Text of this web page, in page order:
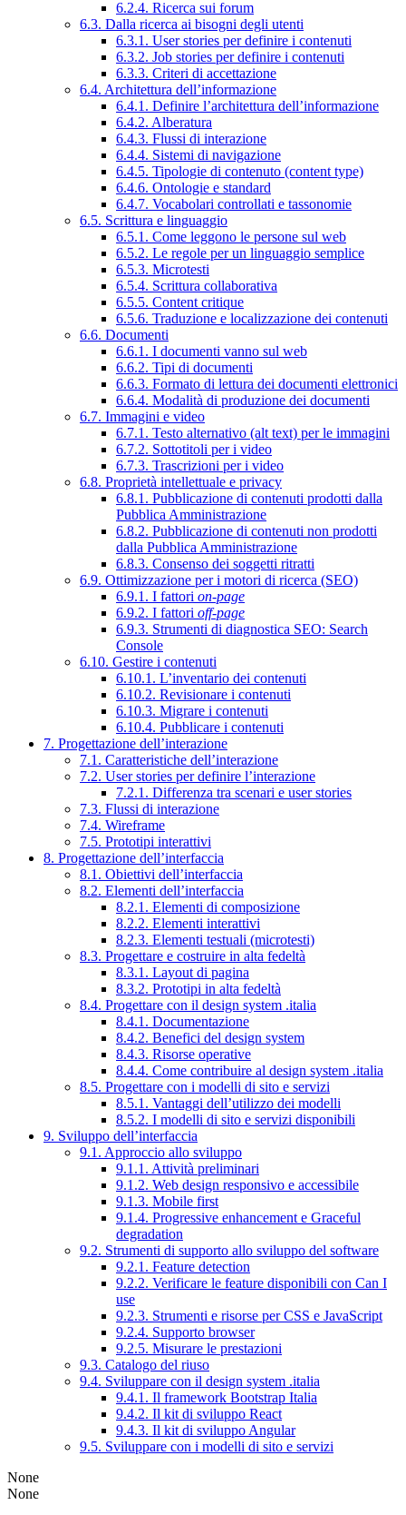
6.2.4. Ricerca sui forum
6.3. Dalla ricerca ai bisogni degli utenti
6.3.1. User stories per definire i contenuti
6.3.2. Job stories per definire i contenuti
6.3.3. Criteri di accettazione
6.4. Architettura dell’informazione
6.4.1. Definire l’architettura dell’informazione
6.4.2. Alberatura
6.4.3. Flussi di interazione
6.4.4. Sistemi di navigazione
6.4.5. Tipologie di contenuto (content type)
6.4.6. Ontologie e standard
6.4.7. Vocabolari controllati e tassonomie
6.5. Scrittura e linguaggio
6.5.1. Come leggono le persone sul web
6.5.2. Le regole per un linguaggio semplice
6.5.3. Microtesti
6.5.4. Scrittura collaborativa
6.5.5. Content critique
6.5.6. Traduzione e localizzazione dei contenuti
6.6. Documenti
6.6.1. I documenti vanno sul web
6.6.2. Tipi di documenti
6.6.3. Formato di lettura dei documenti elettronici
6.6.4. Modalità di produzione dei documenti
6.7. Immagini e video
6.7.1. Testo alternativo (alt text) per le immagini
6.7.2. Sottotitoli per i video
6.7.3. Trascrizioni per i video
6.8. Proprietà intellettuale e privacy
6.8.1. Pubblicazione di contenuti prodotti dalla
Pubblica Amministrazione
6.8.2. Pubblicazione di contenuti non prodotti
dalla Pubblica Amministrazione
6.8.3. Consenso dei soggetti ritratti
6.9. Ottimizzazione per i motori di ricerca (SEO)
6.9.1. I fattori on-page
6.9.2. I fattori off-page
6.9.3. Strumenti di diagnostica SEO: Search
Console
6.10. Gestire i contenuti
6.10.1. L’inventario dei contenuti
6.10.2. Revisionare i contenuti
6.10.3. Migrare i contenuti
6.10.4. Pubblicare i contenuti
7. Progettazione dell’interazione
7.1. Caratteristiche dell’interazione
7.2. User stories per definire l’interazione
7.2.1. Differenza tra scenari e user stories
7.3. Flussi di interazione
7.4. Wireframe
7.5. Prototipi interattivi
8. Progettazione dell’interfaccia
8.1. Obiettivi dell’interfaccia
8.2. Elementi dell’interfaccia
8.2.1. Elementi di composizione
8.2.2. Elementi interattivi
8.2.3. Elementi testuali (microtesti)
8.3. Progettare e costruire in alta fedeltà
8.3.1. Layout di pagina
8.3.2. Prototipi in alta fedeltà
8.4. Progettare con il design system .italia
8.4.1. Documentazione
8.4.2. Benefici del design system
8.4.3. Risorse operative
8.4.4. Come contribuire al design system .italia
8.5. Progettare con i modelli di sito e servizi
8.5.1. Vantaggi dell’utilizzo dei modelli
8.5.2. I modelli di sito e servizi disponibili
9. Sviluppo dell’interfaccia
9.1. Approccio allo sviluppo
9.1.1. Attività preliminari
9.1.2. Web design responsivo e accessibile
9.1.3. Mobile first
9.1.4. Progressive enhancement e Graceful
degradation
9.2. Strumenti di supporto allo sviluppo del software
9.2.1. Feature detection
9.2.2. Verificare le feature disponibili con Can I
use
9.2.3. Strumenti e risorse per CSS e JavaScript
9.2.4. Supporto browser
9.2.5. Misurare le prestazioni
9.3. Catalogo del riuso
9.4. Sviluppare con il design system .italia
9.4.1. Il framework Bootstrap Italia
9.4.2. Il kit di sviluppo React
9.4.3. Il kit di sviluppo Angular
9.5. Sviluppare con i modelli di sito e servizi
None
None